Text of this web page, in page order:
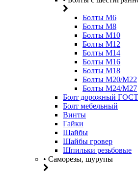
Болты М6
Болты М8
Болты М10
Болты М12
Болты М14
Болты М16
Болты М18
Болты М20/M22
Болты М24/М27
Болт дорожный ГОСТ
Болт мебельный
Винты
Гайки
Шайбы
Шайбы гровер
Шпильки резьбовые
• Саморезы, шурупы